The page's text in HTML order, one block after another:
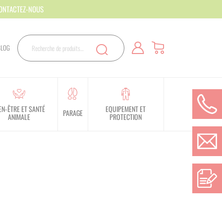
Rechercher Recherche
ÊTRE ET SANTÉ
ANIMALE PARAGE EQUIPEMENT ET
PROTECTION
NOUS